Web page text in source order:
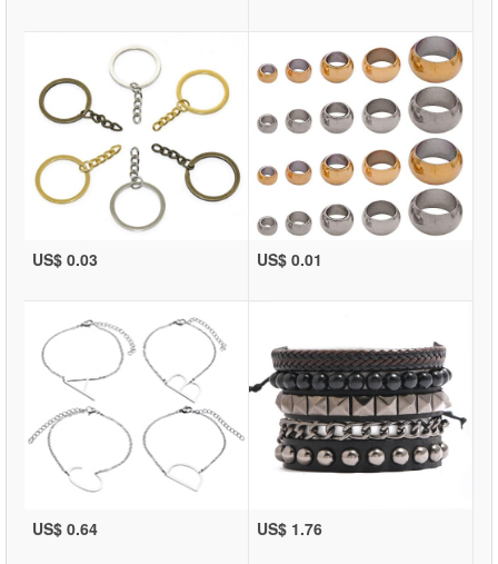
US$ 0.03 US$ 0.01
US$ 0.64 US$ 1.76